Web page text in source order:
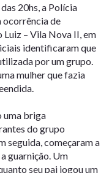
20hs, a Polícia
ocorrência de
– Vila Nova II, em
identificaram que
por um grupo.
mulher que fazia
uma briga
do grupo
seguida, começaram a
guarnição. Um
seu pai jogou um